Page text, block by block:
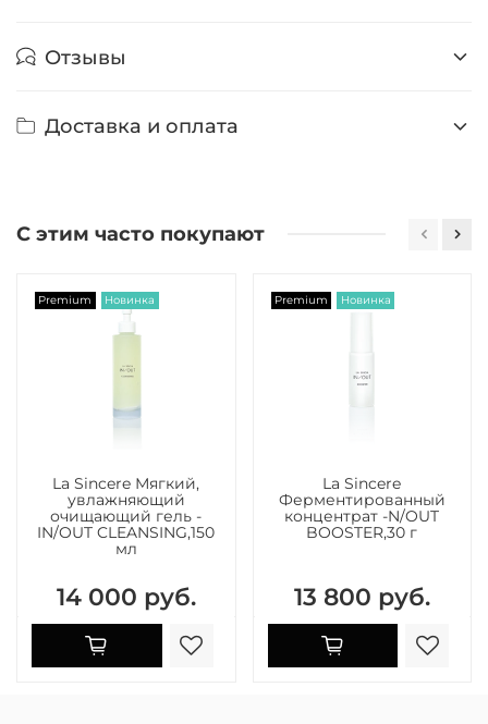
Отзывы
Доставка и оплата
С этим часто покупают
Premium Новинка
La Sincere Мягкий,
увлажняющий
очищающий гель -
IN/OUT CLEANSING,150
мл
14 000 руб.
Premium Новинка
La Sincere
Ферментированный
концентрат -N/OUT
BOOSTER,30 г
13 800 руб.